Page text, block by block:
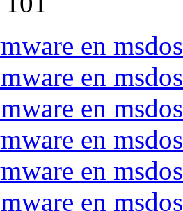
en
en
en
en
en
en